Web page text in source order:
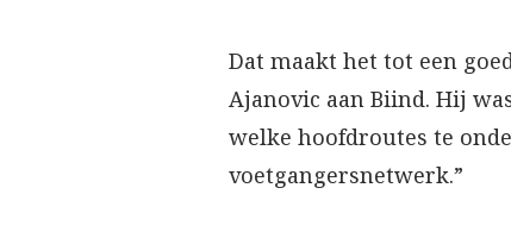
Dat maakt het tot een
Ajanovic aan Biind. Hij
welke hoofdroutes te
voetgangersnetwerk.”